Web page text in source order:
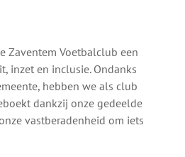
Zaventem Voetbalclub een
inzet en inclusie. Ondanks
hebben we als club
dankzij onze gedeelde
vastberadenheid om iets